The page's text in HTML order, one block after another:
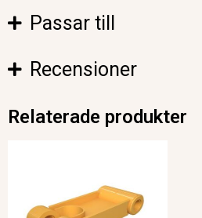
Passar till
Recensioner
Relaterade produkter